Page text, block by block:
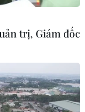
nhau bằng xe
Hải Dương, đã
khiến hai em
trị, Giám đốc